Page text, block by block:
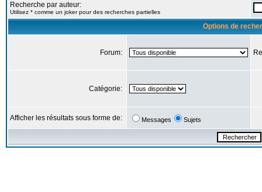
Recherche par auteur:
Utilisez * comme un joker pour des recherches partielles
Options de
Forum:
Catégorie:
Afficher les résultats sous forme de: Messages Sujets